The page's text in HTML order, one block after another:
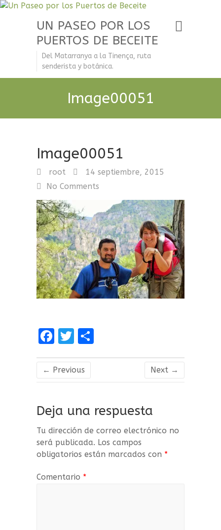
UN PASEO POR LOS
PUERTOS DE BECEITE
Del Matarranya a la Tinença, ruta
senderista y botánica.
Image00051
Image00051
root
14 septiembre, 2015
No Comments
F
ce
b
o
k
T
it
te p
rt
ir
← Previous Next →
Deja una respuesta
Tu dirección de correo electrónico no
será publicada. Los campos
obligatorios están marcados con *
Comentario *